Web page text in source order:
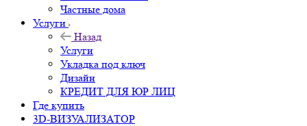
Частные дома
Услуги
Назад
Услуги
Укладка под ключ
Дизайн
КРЕДИТ ДЛЯ ЮР ЛИЦ
Где купить
3D-ВИЗУАЛИЗАТОР